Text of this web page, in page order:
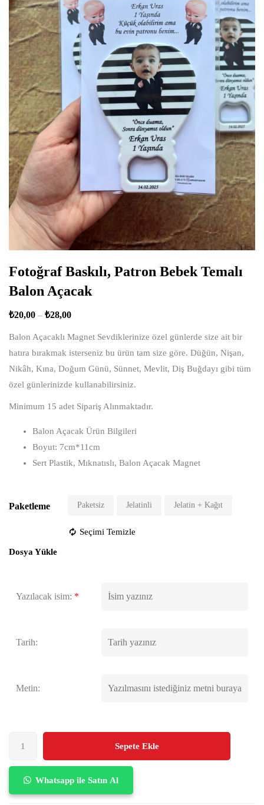
Fotoğraf Baskılı, Patron Bebek Temalı
Balon Açacak
₺20,00 – ₺28,00
Balon Açacaklı Magnet Sevdiklerinize özel günlerde size ait bir
hatıra bırakmak isterseniz bu ürün tam size göre. Düğün, Nişan,
Nikâh, Kına, Doğum Günü, Sünnet, Mevlit, Diş Buğdayı gibi tüm
özel günlerinizde kullanabilirsiniz.
Minimum 15 adet Sipariş Alınmaktadır.
Balon Açacak Ürün Bilgileri
Boyut: 7cm*11cm
Sert Plastik, Mıknatıslı, Balon Açacak Magnet
Paketleme Paketsiz Jelatinli Jelatin + Kağıt
Seçimi Temizle
Dosya Yükle
Yazılacak isim: *
Tarih:
Metin:
Sepete Ekle
Whatsapp ile Satın Al